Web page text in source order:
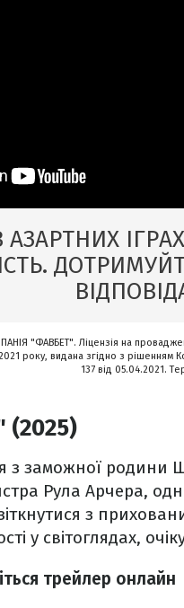
АЗАРТНИХ
"ФАВБЕТ". Ліцензія на
року, видана згідно з рішенням
137 від 05.04.2021.
(2025)
з заможної родини
Рула Арчера,
з
у світоглядах,
трейлер онлайн